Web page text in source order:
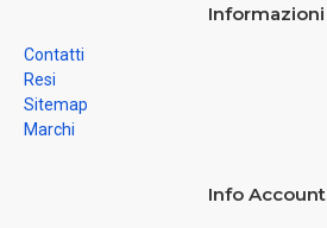
Informazioni
Contatti
Resi
Sitemap
Marchi
Info Account